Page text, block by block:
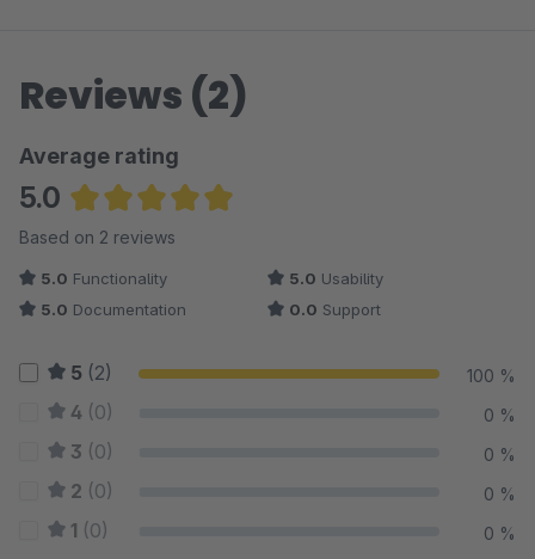
Reviews (2)
Average rating
5.0
Average rating of 5 out of 5 stars
Based on 2 reviews
5.0 Functionality 5.0 Usability
5.0 Documentation 0.0 Support
5 (2) 100 %
4 (0) 0 %
3 (0) 0 %
2 (0) 0 %
1 (0) 0 %